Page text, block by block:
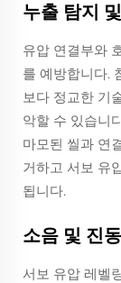
누출 탐지
유압 연결부와
를 예방합니다.
보다 정교한 기
악할 수 있습니
마모된 씰과 연
거하고 서보 유
됩니다.
소음 및 진
서보 유압 레벨